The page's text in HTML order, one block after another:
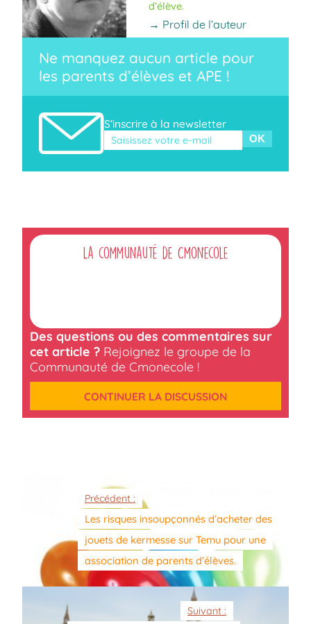
d’élève.
→ Profil de l’auteur
Ne manquez aucun article pour
les parents d’élèves et APE !
S’inscrire à la newsletter
Veuillez laisser ce champ vide.
La communauté de Cmonecole
Des questions ou des commentaires sur
cet article ?Rejoignez le groupe de la
Communauté de Cmonecole !
CONTINUER LA DISCUSSION
Précédent :
Les risques insoupçonnés d’acheter des
jouets de kermesse sur Temu pour une
association de parents d’élèves.
Suivant :